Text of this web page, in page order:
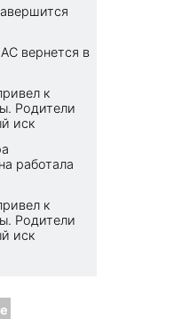
вернется в
к
Родители
иск
работала
к
Родители
иск